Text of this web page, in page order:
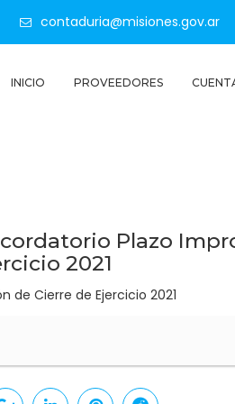
contaduria@misiones.gov.ar
INICIO PROVEEDORES
Plazo
2021
de Cierre de Ejercicio 2021